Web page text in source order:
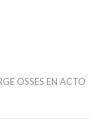
OSSES EN ACTO